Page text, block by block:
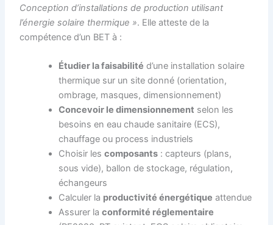
Conception d’installations de production utilisant
l’énergie solaire thermique ». Elle atteste de la
compétence d’un BET à :
Étudier la faisabilité d’une installation solaire
thermique sur un site donné (orientation,
ombrage, masques, dimensionnement)
Concevoir le dimensionnement selon les
besoins en eau chaude sanitaire (ECS),
chauffage ou process industriels
Choisir lescomposants : capteurs (plans,
sous vide), ballon de stockage, régulation,
échangeurs
Calculer la productivité énergétique attendue
Assurer laconformité réglementaire